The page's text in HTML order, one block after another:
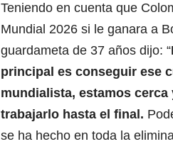
Teniendo en cuenta que
Mundial 2026 si le ganara a
guardameta de 37 años dijo: “
principal es conseguir ese
mundialista, estamos cerca
trabajarlo hasta el final.
se ha hecho en toda la